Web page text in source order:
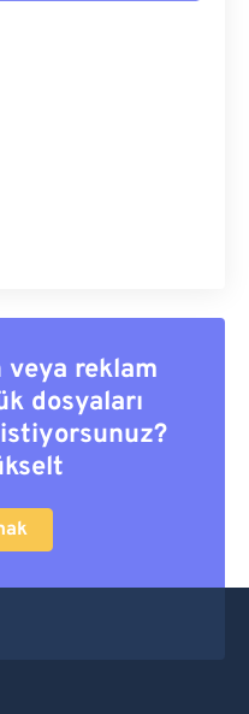
veya reklam
dosyaları